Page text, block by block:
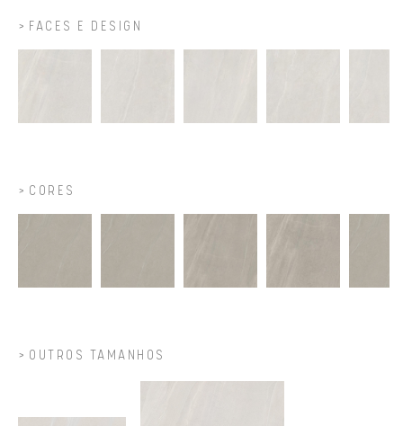
FACES E DESIGN
CORES
OUTROS TAMANHOS